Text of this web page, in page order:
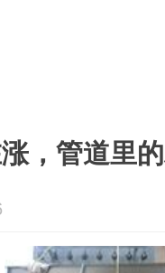
，管道里